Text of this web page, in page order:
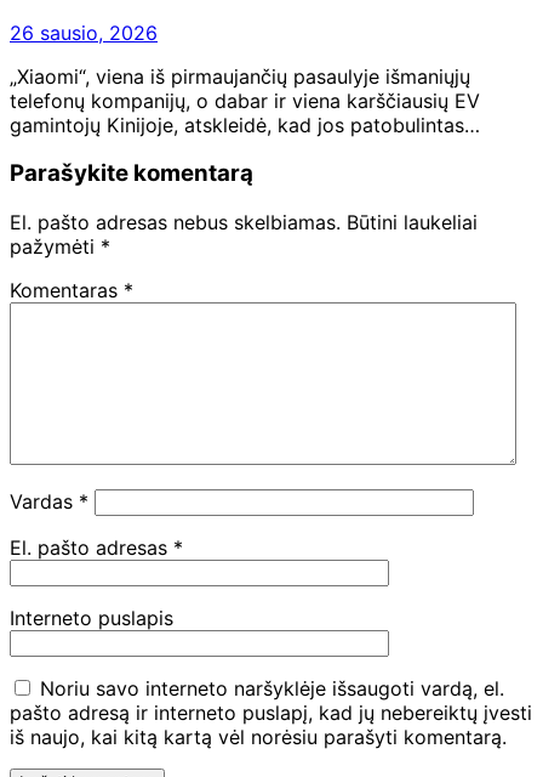
26 sausio, 2026
„Xiaomi“, viena iš pirmaujančių pasaulyje išmaniųjų
telefonų kompanijų, o dabar ir viena karščiausių EV
gamintojų Kinijoje, atskleidė, kad jos patobulintas…
Parašykite komentarą
El. pašto adresas nebus skelbiamas. Būtini laukeliai
pažymėti *
Komentaras *
Vardas *
El. pašto adresas *
Interneto puslapis
Noriu savo interneto naršyklėje išsaugoti vardą, el.
pašto adresą ir interneto puslapį, kad jų nebereiktų įvesti
iš naujo, kai kitą kartą vėl norėsiu parašyti komentarą.